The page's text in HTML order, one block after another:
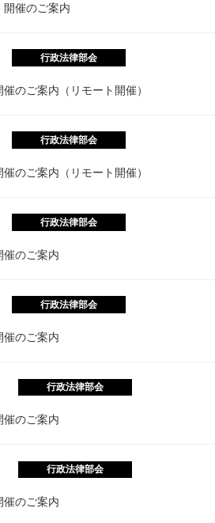
催のご案内
行政法律部会
のご案内（リモート開催）
行政法律部会
のご案内（リモート開催）
行政法律部会
催のご案内
行政法律部会
催のご案内
行政法律部会
催のご案内
行政法律部会
催のご案内